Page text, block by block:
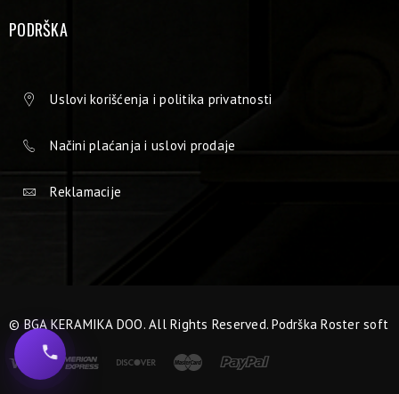
PODRŠKA
Uslovi korišćenja i politika privatnosti
Načini plaćanja i uslovi prodaje
Reklamacije
© BGA KERAMIKA DOO. All Rights Reserved. PodrškaRoster soft